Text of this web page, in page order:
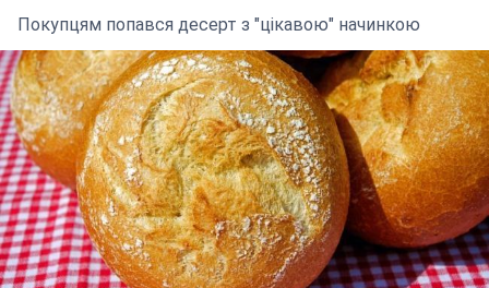
Покупцям попався десерт з "цікавою" начинкою